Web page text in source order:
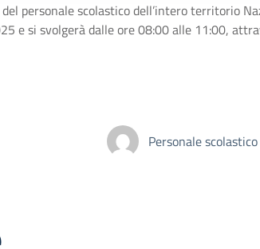
personale scolastico dell’intero territorio
e si svolgerà dalle ore 08:00 alle 11:00,
Personale scolastico